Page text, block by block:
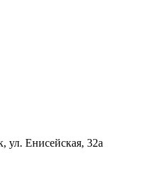
ул. Енисейская, 32а